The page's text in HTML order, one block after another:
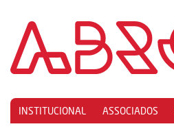
INSTITUCIONAL ASSOCIADOS